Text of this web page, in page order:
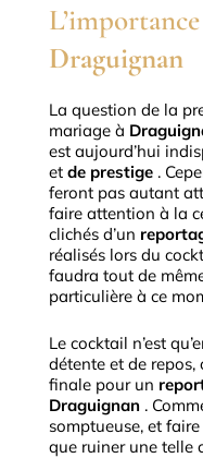
Draguignan
La question de la
mariage à
est aujourd’hui
et de prestige.
feront pas autant
faire attention à la
clichés d’un
réalisés lors du
faudra tout de
particulière à ce
Le cocktail n’est
détente et de repos,
finale pour un
Draguignan.
somptueuse, et
que ruiner une telle